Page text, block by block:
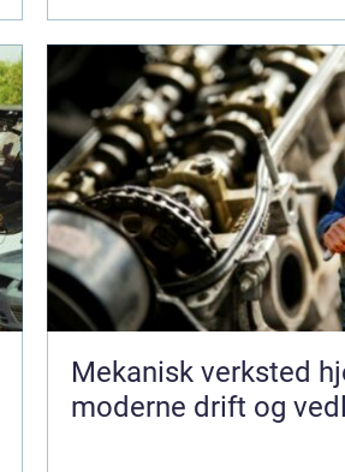
Mekanisk verksted hjertet i
moderne drift og